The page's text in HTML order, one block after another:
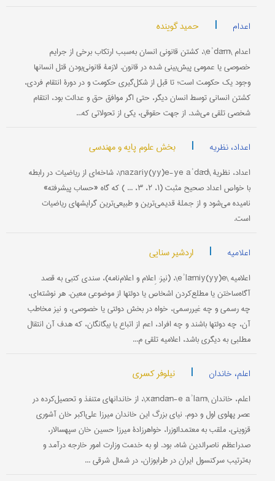
اعدام | حمید گوینده
اعدام \eʾdām\، کشتن قانونی انسان به‌سبب ارتکاب برخی از جرایم
خصوصی یا عمومی پیش‌بینی شده در قانون. لازمۀ قانونی‌بودن قتل انسانها
وجود یک حکومت است؛ تا قبل از شکل‌گیری حکومت و در دورۀ انتقام فردی،
کشتن انسانی توسط انسان دیگر، حتى اگر موافق حق و عدالت بود، انتقام
شخصی تلقی می‌شد. از جهت حقوقی، یکی از تحولاتی که...
اعداد، نظریه | بخش علوم پایه و مهندسی
اعداد، نظریۀ \nazariy(yy)e-ye aʾdād\، شاخه‌ای از ریاضیات در رابطه
با خواص اعداد صحیح مثبت (۱، ۲، ۳، ... ) که گاه «حساب پیشرفته»
نامیده می‌شود و از جملۀ قدیمی‌ترین و طبیعی‌ترین گرایشهای ریاضیات
است.
اعلامیه | اردشیر سنایی
اعلامیه \eʾlāmiy(yy)e\، (نیز: اِعلام و اعلام‌نامه)، سندی کتبی به قصد
آگاه‌ساختن یا مطلع‌کردن اشخاص یا دولتها از موضوعی معین. هر نوشته‌ای،
چه رسمی و چه غیررسمی، خواه در بخش دولتی یا خصوصی، و نیز مخاطب
آن، چه دولتها باشند و چه افراد، اعم از اتباع یا بیگانگان، که هدف آن انتقال
مطلبی به دیگری باشد، اعلامیه تلقی م...
اعلم، خاندان | نیلوفر کسری
اعلم، خاندان \xāndān-e aʾlam\، از خاندانهای متنفذ و تحصیل‌کرده در
عصر پهلوی اول و دوم. نیای بزرگ این خاندان میرزا علی‌اکبر خان آشوری
قزوینی، ملقب به معتمدالوزرا، خواهرزادۀ میرزا حسین خان سپهسالار،
صدراعظم ناصرالدین شاه، بود. او به خدمت وزارت امور خارجه درآمد و
به‌ترتیب سرکنسول ایران در طرابوزان، در شمال شرقی ...